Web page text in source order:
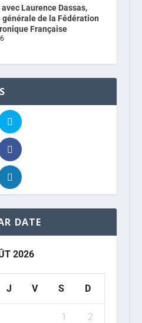
Laurence Dassas,
générale de la Fédération
Française
DATE
2026
J V S D
1 2